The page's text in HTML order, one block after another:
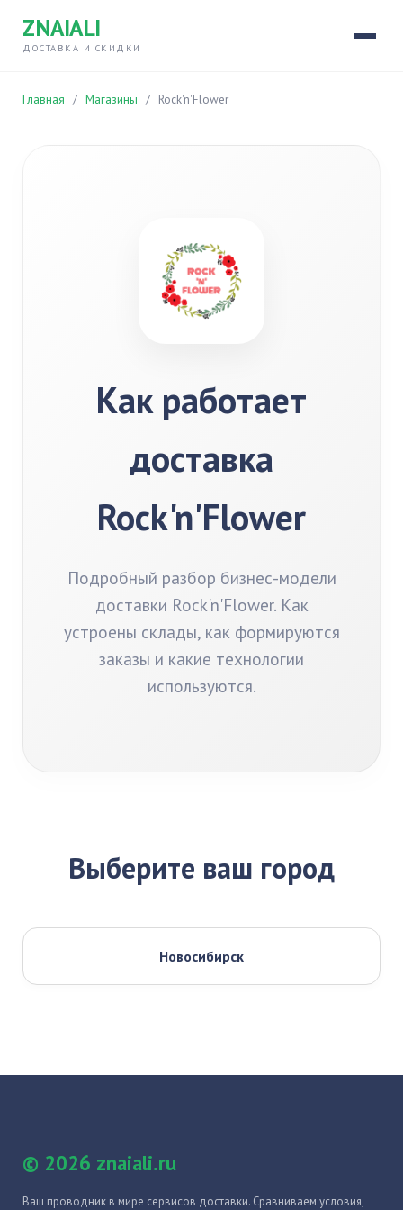
ZNAIALI
ДОСТАВКА И СКИДКИ
Главная / Магазины / Rock'n'Flower
Как работает
доставка
Rock'n'Flower
Подробный разбор бизнес-модели
доставки Rock'n'Flower. Как
устроены склады, как формируются
заказы и какие технологии
используются.
Выберите ваш город
Новосибирск
© 2026 znaiali.ru
Ваш проводник в мире сервисов доставки. Сравниваем условия,